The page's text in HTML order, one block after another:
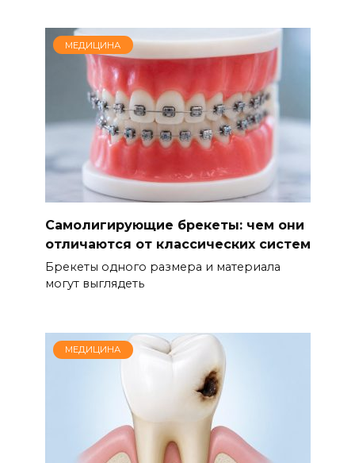
МЕДИЦИНА
Самолигирующие брекеты: чем они
отличаются от классических систем
Брекеты одного размера и материала
могут выглядеть
МЕДИЦИНА